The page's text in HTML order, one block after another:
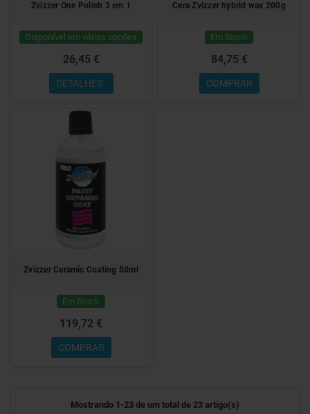
Zvizzer One Polish 3 em 1
Disponível em várias opções
26,45 €
DETALHES
Cera Zvizzer hybrid wax 200g
Em Stock
84,75 €
COMPRAR
Zvizzer Ceramic Coating 50ml
Em Stock
119,72 €
COMPRAR
Mostrando 1-23 de um total de 23 artigo(s)